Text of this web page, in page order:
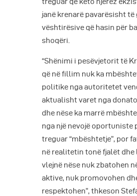
treguar që këto njerëz
janë krenarë pavarësisht të
vështirësive që hasin për
shoqëri.
“Shënimi i pesëvjetorit të
që në fillim nuk ka
politike nga autoritetet
aktualisht varet nga
dhe nëse ka marrë
nga një nevojë oportuniste
treguar “mbështetje”, por
në realitetin tonë fjalët dhe
vlejnë nëse nuk zbatohen
aktive, nuk promovohen
respektohen”, thkeson